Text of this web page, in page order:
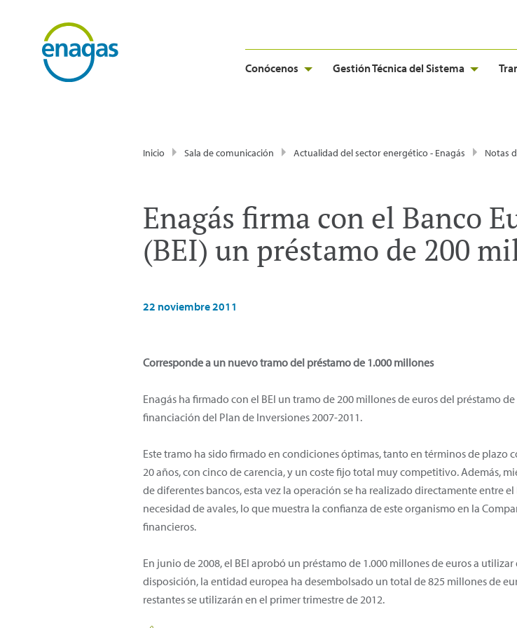
Conócenos Gestión Técnica del Sistema
Inicio Sala de comunicación Actualidad del sector energético - Enagás Notas
Enagás firma con el Banco
(BEI) un préstamo de 200
22 noviembre 2011
Corresponde a un nuevo tramo del préstamo de 1.000 millones
Enagás ha firmado con el BEI un tramo de 200 millones de euros del préstamo
financiación del Plan de Inversiones 2007-2011.
Este tramo ha sido firmado en condiciones óptimas, tanto en términos de plazo
20 años, con cinco de carencia, y un coste fijo total muy competitivo. Además,
de diferentes bancos, esta vez la operación se ha realizado directamente entre
necesidad de avales, lo que muestra la confianza de este organismo en la
financieros.
En junio de 2008, el BEI aprobó un préstamo de 1.000 millones de euros a
disposición, la entidad europea ha desembolsado un total de 825 millones de
restantes se utilizarán en el primer trimestre de 2012.